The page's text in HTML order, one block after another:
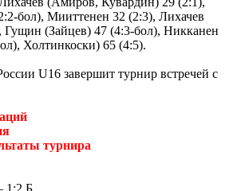
бол), Мииттенен 32 (2:3), Лихачев
Гущин (Зайцев) 47 (4:3-бол), Никканен
Холтинкоски) 65 (4:5).
U16 завершит турнир встречей с
турнира
1:2 Б